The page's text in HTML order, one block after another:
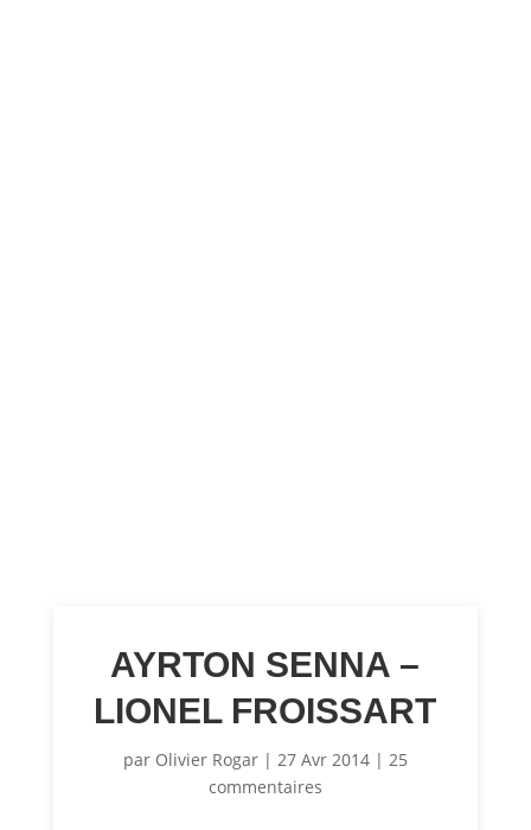
AYRTON SENNA –
LIONEL FROISSART
par Olivier Rogar| 27 Avr 2014| 25
commentaires